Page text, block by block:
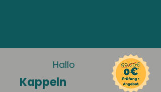
Hallo
Kappeln